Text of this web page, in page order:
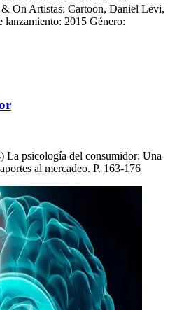
On Artistas: Cartoon, Daniel Levi,
2015 Género:
La psicología del consumidor: Una
al mercadeo. P. 163-176